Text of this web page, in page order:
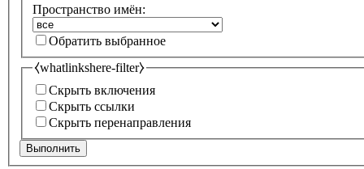
Пространство имён:
Обратить выбранное
⧼whatlinkshere-filter⧽
Скрыть включения
Скрыть ссылки
Скрыть перенаправления
Выполнить